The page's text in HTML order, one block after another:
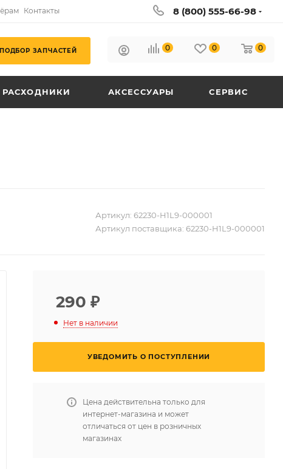
Контакты 8 (800) 555-66-98
ПОДБОР ЗАПЧАСТЕЙ 0 0 0
РАСХОДНИКИ АКСЕССУАРЫ СЕРВИС
Артикул: 62230-H1L9-000001
Артикул поставщика: 62230-H1L9-000001
290 ₽
Нет в наличии
УВЕДОМИТЬ О ПОСТУПЛЕНИИ
Цена действительна только для
интернет-магазина и может
отличаться от цен в розничных
магазинах